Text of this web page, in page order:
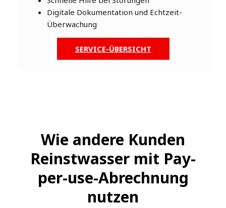
Digitale Dokumentation und Echtzeit-
Überwachung
SERVICE-ÜBERSICHT
Wie andere Kunden
Reinstwasser mit Pay-
per-use-Abrechnung
nutzen